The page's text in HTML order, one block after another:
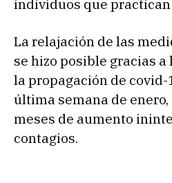
individuos que
La relajación de las
se hizo posible gracias
la propagación de
última semana de
meses de aumento
contagios.